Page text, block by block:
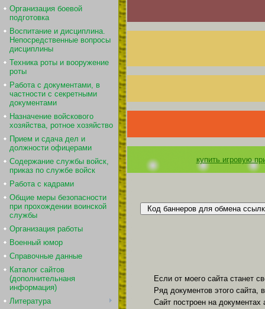
Организация боевой
подготовка
Воспитание и дисциплина.
Непосредственные вопросы
дисциплины
Техника роты и вооружение
роты
Работа с документами, в
частности с секретными
документами
Назначение войскового
хозяйства, ротное хозяйство
Прием и сдача дел и
должности офицерами
Содержание службы войск,
приказ по службе войск
Работа с кадрами
Общие меры безопасности
при прохождении воинской
службы
Организация работы
Военный юмор
Справочные данные
Каталог сайтов
(дополнительнаня
информация)
Литература
купить игровую
Если от моего сайта станет
Ряд документов этого
Сайт построен на